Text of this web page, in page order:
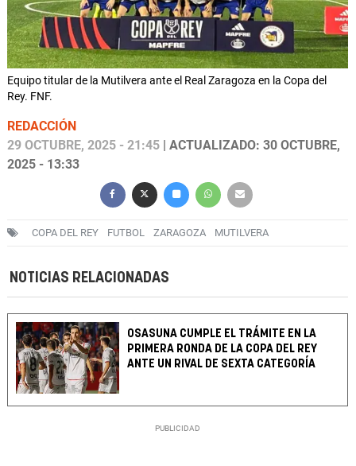
Equipo titular de la Mutilvera ante el Real Zaragoza en la Copa del
Rey. FNF.
REDACCIÓN
29 OCTUBRE, 2025 - 21:45 | ACTUALIZADO: 30 OCTUBRE,
2025 - 13:33
COPA DEL REY FUTBOL ZARAGOZA MUTILVERA
NOTICIAS RELACIONADAS
OSASUNA CUMPLE EL TRÁMITE EN LA
PRIMERA RONDA DE LA COPA DEL REY
ANTE UN RIVAL DE SEXTA CATEGORÍA